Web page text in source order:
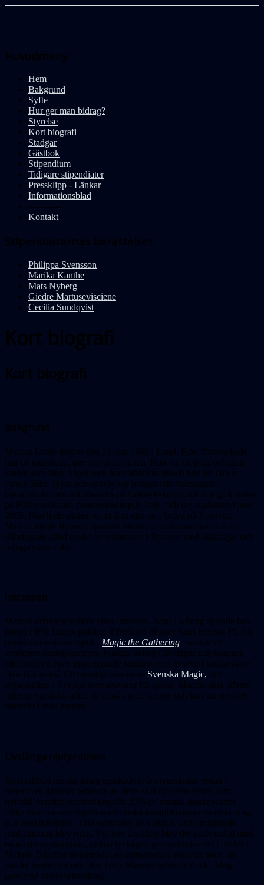
Huvudmeny
Hem
Bakgrund
Syfte
Hur ger man bidrag?
Styrelse
Kort biografi
Stadgar
Gästbok
Stipendium
Tidigare stipendiater
Pressklipp - Länkar
Informationsblad
-----------
Kontakt
Stipendiaternas berättelser
Philippa Svensson
Marika Kanthe
Mats Nyberg
Giedre Martusevisciene
Cecilia Sundqvist
Kort biografi
Kort biografi
Bakgrund
Marcus Linde föddes den 23 juni 1986 i Lund. Från födseln hade
han en njurskada, mer om detta nedan. Han var en pigg och glad
krabat som liten, något som även kännetecknade honom i mera
vuxen ålder. Hyss och upptåg var honom inte främmande.
Grundskoletiden tillbringades på Lerbäckskolan och han gick sedan
på Polhemsskolan, naturvetenskaplig linje, och tog studenten i juni
2005. Han hade planer på att läsa upp sina betyg på Komvux.
Marcus talade flytande spanska via sin spanska mamma och han
tillbringade alltid en del av sommaren i Spanien med släktingar och
många vänner där.
Intressen
Marcus utvecklade flera olika intressen. Som 15-åring spelade han
pingis i IFK Lunds pojklag. Efterhand ökande hans intresse för det
populära samlarkortspelet Magic the Gathering , som är ett
avancerat strategikortspel. Marcus deltog i tävlingar och skapade
efterhand en egen imponerande samling med avsevärt samlarvärde.
Han fick också förtroendeposter inom Svenska Magic, den
organisation i Sverige som ansvarar för spelet. Marcus allra största
intresse var dock alltid att umgås med vänner och han var mycket
omtyckt i vida kretsar.
Livslånga njurproblem
En medfödd missbildning orsakade svåra njurskador redan i
fosterlivet. Marcus behövde av detta skäl opereras redan som
nyfödd, varefter återstod ungefär 25% av normal njurkapacitet.
Detta innebar naturligtvis medicinska komplikationer av olika slag,
bl a med tillväxten. Täta kontroller på sjukhus och omfattande
medicinering blev rutin. Vid tolv års ålder blev det nödvändigt med
en njurtransplantation, vilken lyckligen genomfördes vid UMAS i
Malmö. Därefter förbättrades njursituationen avsevärt även om
antalet mediciner inte blev färre. Marcus behövde dock aldrig
genomgå dialysbehandling.